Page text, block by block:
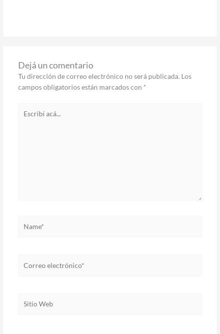
Dejá un comentario
Tu dirección de correo electrónico no será publicada. Los
campos obligatorios están marcados con *
acá...
electrónico*
Web